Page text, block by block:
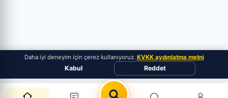
Daha iyi deneyim için çerez kullanıyoruz. KVKK aydınlatma metni
Kabul Reddet